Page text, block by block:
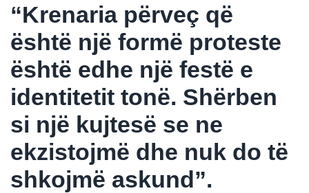
“Krenaria përveç që
është një formë proteste
është edhe një festë e
identitetit tonë. Shërben
si një kujtesë se ne
ekzistojmë dhe nuk do të
shkojmë askund”.